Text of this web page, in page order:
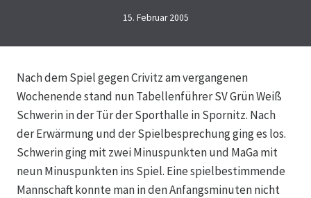
15. Februar 2005
Nach dem Spiel gegen Crivitz am vergangenen
Wochenende stand nun Tabellenführer SV Grün Weiß
Schwerin in der Tür der Sporthalle in Spornitz. Nach
der Erwärmung und der Spielbesprechung ging es los.
Schwerin ging mit zwei Minuspunkten und MaGa mit
neun Minuspunkten ins Spiel. Eine spielbestimmende
Mannschaft konnte man in den Anfangsminuten nicht